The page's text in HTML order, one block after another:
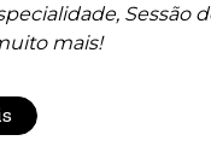
Sessão
mais!